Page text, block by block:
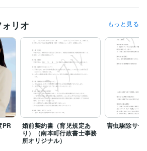
約に関する法務相談を詳細に行います。ここ
んので、ぜひご活用ください。
提示いただきました個人情報はご依頼の有無に
り外部にもれることはございません。ご安心く
書、誓約書、業務委託契約書の作成、その他
間におけるお取引、取り決めをしたいといっ
いたします。
納期について
リオ もっと見る
PR
婚前契約書（育児規定あ
り）（南本町行政書士事務
所オリジナル）
害虫駆除サー